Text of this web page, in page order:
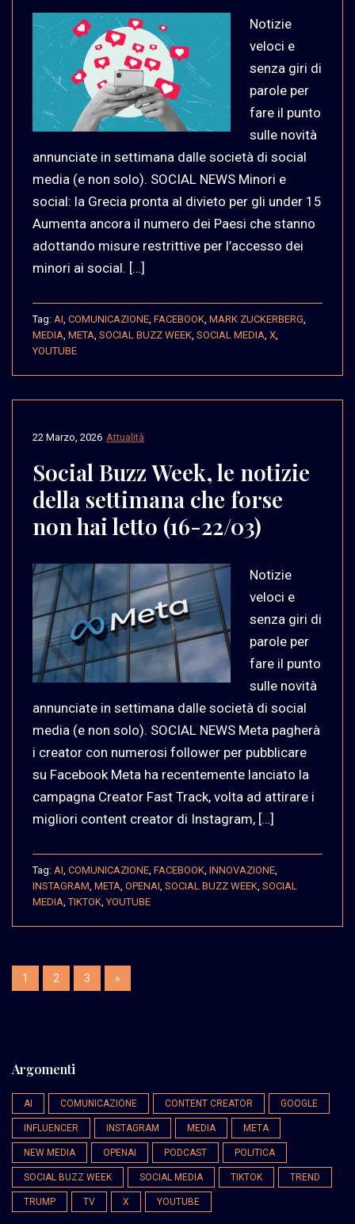
Notizie
veloci e
senza giri di
parole per
fare il punto
sulle novità
annunciate in settimana dalle società di social
media (e non solo). SOCIAL NEWS Minori e
social: la Grecia pronta al divieto per gli under 15
Aumenta ancora il numero dei Paesi che stanno
adottando misure restrittive per l’accesso dei
minori ai social. […]
Tag: AI COMUNICAZIONE FACEBOOK MARK ZUCKERBERG
MEDIA META SOCIAL BUZZ WEEK SOCIAL MEDIA X
YOUTUBE
Attualità
22 Marzo, 2026
Social Buzz Week, le notizie
della settimana che forse
non hai letto (16-22/03)
Notizie
veloci e
senza giri di
parole per
fare il punto
sulle novità
annunciate in settimana dalle società di social
media (e non solo). SOCIAL NEWS Meta pagherà
i creator con numerosi follower per pubblicare
su Facebook Meta ha recentemente lanciato la
campagna Creator Fast Track, volta ad attirare i
migliori content creator di Instagram, […]
Tag: AI COMUNICAZIONE FACEBOOK INNOVAZIONE
INSTAGRAM META OPENAI SOCIAL BUZZ WEEK SOCIAL
MEDIA ,TIKTOK ,YOUTUBE
1 2 3 »
Argomenti
AI COMUNICAZIONE CONTENT CREATOR GOOGLE
INFLUENCER INSTAGRAM MEDIA META
NEW MEDIA OPENAI PODCAST POLITICA
SOCIAL BUZZ WEEK SOCIAL MEDIA TIKTOK TREND
TRUMP TV X YOUTUBE